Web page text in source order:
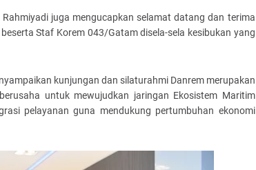
juga mengucapkan selamat datang dan terima
Staf Korem 043/Gatam disela-sela kesibukan yang
kunjungan dan silaturahmi Danrem merupakan
untuk mewujudkan jaringan Ekosistem Maritim
pelayanan guna mendukung pertumbuhan ekonomi